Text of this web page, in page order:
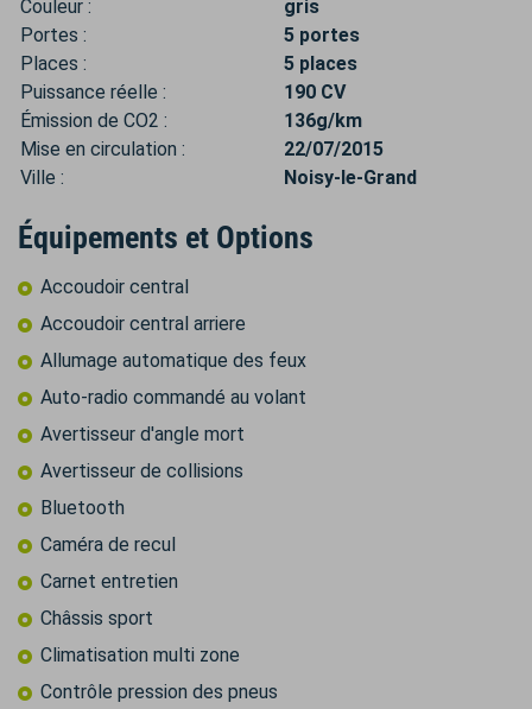
Couleur :
gris
Portes :
5 portes
Places :
5 places
Puissance réelle :
190 CV
Émission de CO2 :
136g/km
Mise en circulation :
22/07/2015
Ville :
Noisy-le-Grand
Équipements et Options
Accoudoir central
Accoudoir central arriere
Allumage automatique des feux
Auto-radio commandé au volant
Avertisseur d'angle mort
Avertisseur de collisions
Bluetooth
Caméra de recul
Carnet entretien
Châssis sport
Climatisation multi zone
Contrôle pression des pneus